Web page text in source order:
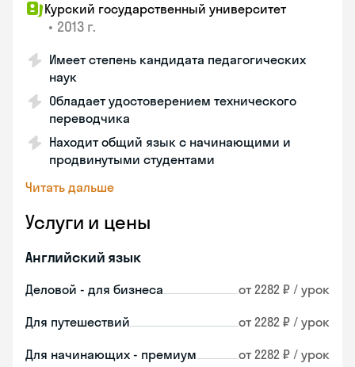
Курский государственный университет
• 2013 г.
Имеет степень кандидата педагогических
наук
Обладает удостоверением технического
переводчика
Находит общий язык с начинающими и
продвинутыми студентами
Читать дальше
Услуги и цены
Английский язык
Деловой - для бизнеса от 2282 ₽ / урок
Для путешествий от 2282 ₽ / урок
Для начинающих - премиум от 2282 ₽ / урок